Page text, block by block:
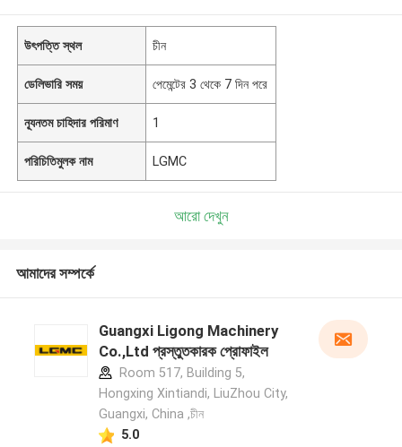
উৎপত্তি স্থল চীন
ডেলিভারি সময় পেমেন্টের 3 থেকে 7 দিন পরে
ন্যূনতম চাহিদার পরিমাণ 1
পরিচিতিমুলক নাম LGMC
আরো দেখুন
আমাদের সম্পর্কে
Guangxi Ligong Machinery
Co.,Ltd প্রস্তুতকারক প্রোফাইল
Room 517, Building 5,
Hongxing Xintiandi, LiuZhou City,
Guangxi, China ,চীন
5.0